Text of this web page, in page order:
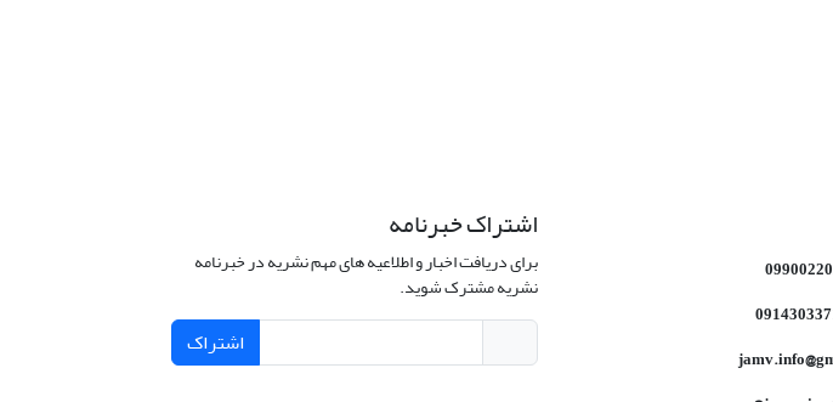
اشتراک خبرنامه
برای دریافت اخبار و اطلاعیه های مهم نشریه در خبرنامه
نشریه مشترک شوید.
اشتراک